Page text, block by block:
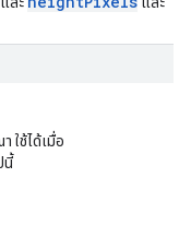
ใช้ได้เมื่อ
นี้